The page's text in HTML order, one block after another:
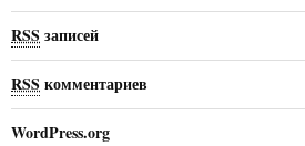
RSS записей
RSS комментариев
WordPress.org